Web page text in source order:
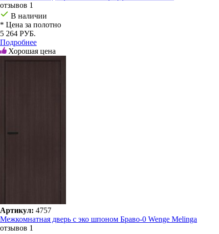
отзывов 1
В наличии
* Цена за полотно
5 264 РУБ.
Подробнее
Хорошая цена
Артикул: 4757
Межкомнатная дверь с эко шпоном Браво-0 Wenge Melinga
отзывов 1